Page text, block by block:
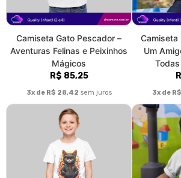
Mágicos
R$ 85,25
3x de R$ 28,42sem juros 3x de